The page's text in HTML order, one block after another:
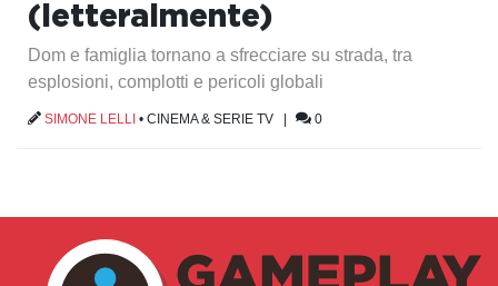
(letteralmente)
Dom e famiglia tornano a sfrecciare su strada, tra
esplosioni, complotti e pericoli globali
SIMONE LELLI • CINEMA & SERIE TV 0